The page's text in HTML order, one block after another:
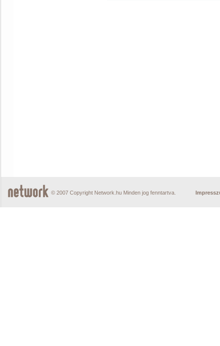
© 2007 Copyright Network.hu Minden jog fenntartva.